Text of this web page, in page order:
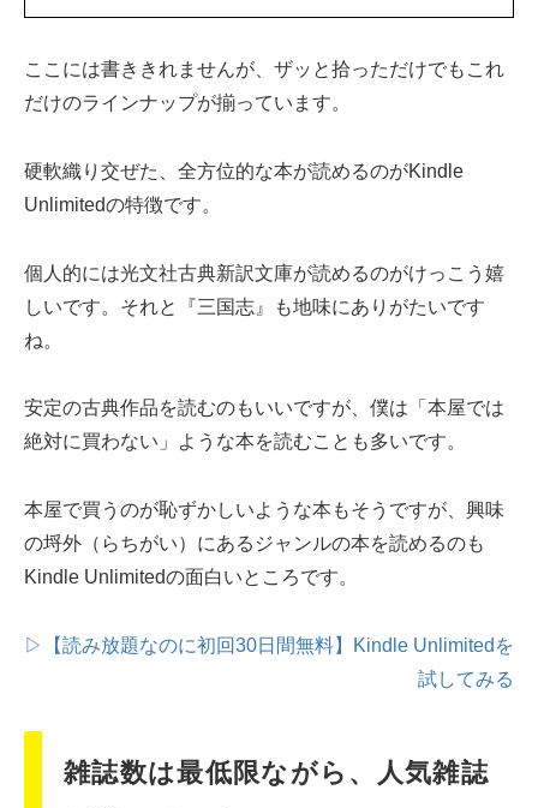
ここには書ききれませんが、ザッと拾っただけでもこれ
だけのラインナップが揃っています。
硬軟織り交ぜた、全方位的な本が読めるのがKindle
Unlimitedの特徴です。
個人的には光文社古典新訳文庫が読めるのがけっこう嬉
しいです。それと『三国志』も地味にありがたいです
ね。
安定の古典作品を読むのもいいですが、僕は「本屋では
絶対に買わない」ような本を読むことも多いです。
本屋で買うのが恥ずかしいような本もそうですが、興味
の埒外（らちがい）にあるジャンルの本を読めるのも
Kindle Unlimitedの面白いところです。
▷【読み放題なのに初回30日間無料】Kindle Unlimitedを
試してみる
雑誌数は最低限ながら、人気雑誌